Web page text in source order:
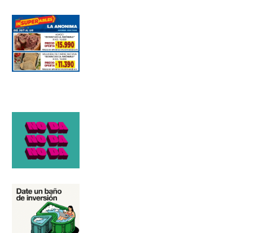
Número de teléfono